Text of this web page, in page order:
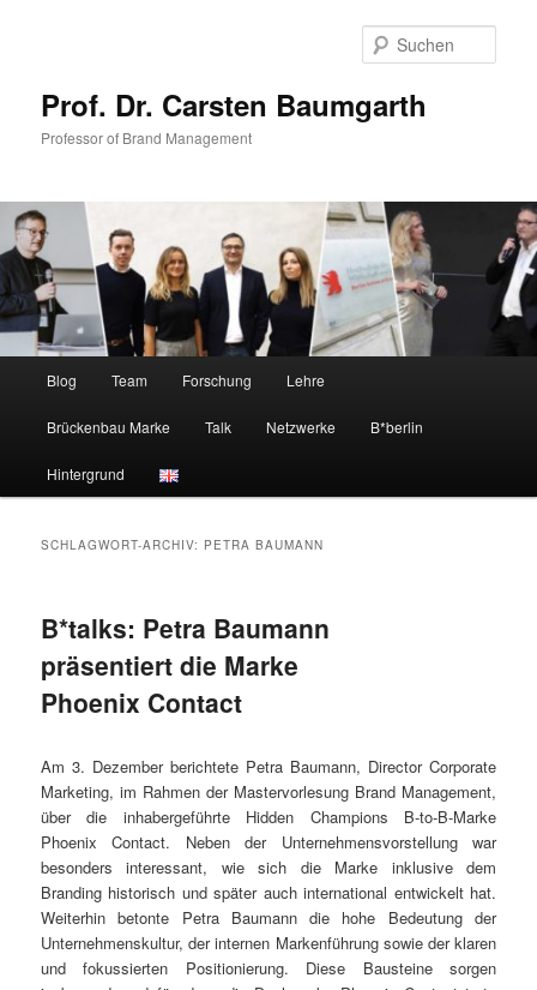
Prof. Dr. Carsten Baumgarth
Professor of Brand Management
Blog Team Forschung Lehre
Brückenbau Marke Talk Netzwerke B*berlin
Hintergrund
SCHLAGWORT-ARCHIV: PETRA BAUMANN
B*talks: Petra Baumann
präsentiert die Marke
Phoenix Contact
Am 3. Dezember berichtete Petra Baumann, Director Corporate
Marketing, im Rahmen der Mastervorlesung Brand Management,
über die inhabergeführte Hidden Champions B-to-B-Marke
Phoenix Contact. Neben der Unternehmensvorstellung war
besonders interessant, wie sich die Marke inklusive dem
Branding historisch und später auch international entwickelt hat.
Weiterhin betonte Petra Baumann die hohe Bedeutung der
Unternehmenskultur, der internen Markenführung sowie der klaren
und fokussierten Positionierung. Diese Bausteine sorgen